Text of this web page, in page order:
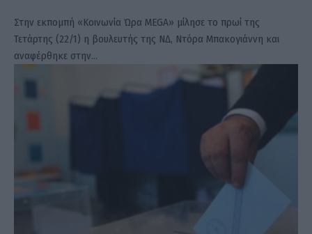
Στην εκπομπή «Κοινωνία Ώρα MEGA» μίλησε το πρωί της
Τετάρτης (22/1) η βουλευτής της ΝΔ, Ντόρα Μπακογιάννη και
αναφέρθηκε στην…